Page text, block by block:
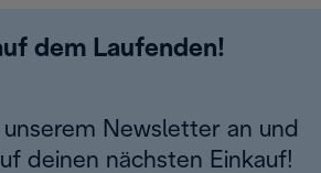
dem Laufenden!
Newsletter an und
deinen nächsten Einkauf!